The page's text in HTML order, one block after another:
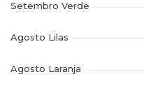
Setembro Verde
Agosto Lilas
Agosto Laranja